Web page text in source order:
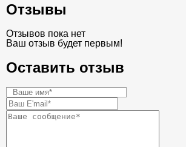
Отзывы
Отзывов пока нет
Ваш отзыв будет первым!
Оставить отзыв